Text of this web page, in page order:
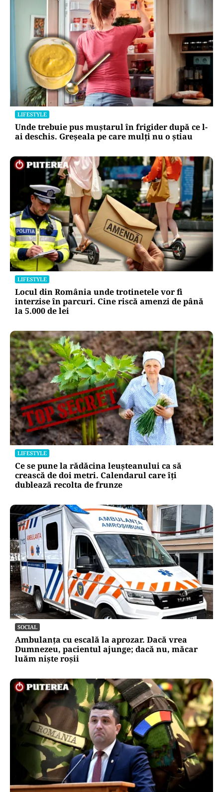
LIFESTYLE
Unde trebuie pus muștarul în frigider după ce l-
ai deschis. Greșeala pe care mulți nu o știau
LIFESTYLE
Locul din România unde trotinetele vor fi
interzise în parcuri. Cine riscă amenzi de până
la 5.000 de lei
LIFESTYLE
Ce se pune la rădăcina leușteanului ca să
crească de doi metri. Calendarul care îți
dublează recolta de frunze
SOCIAL
Ambulanța cu escală la aprozar. Dacă vrea
Dumnezeu, pacientul ajunge; dacă nu, măcar
luăm niște roșii